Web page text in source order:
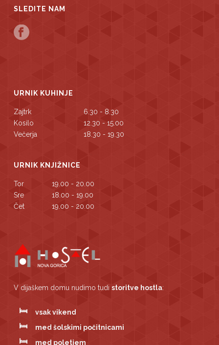
SLEDITE NAM
URNIK KUHINJE
Zajtrk
6.30 - 8.30
Kosilo
12.30 - 15.00
Večerja
18.30 - 19.30
URNIK KNJIŽNICE
Tor
19.00 - 20.00
Sre
18.00 - 19.00
Čet
19.00 - 20.00
V dijaškem domu nudimo tudistoritve hostla:
vsak vikend
med šolskimi počitnicami
med poletjem